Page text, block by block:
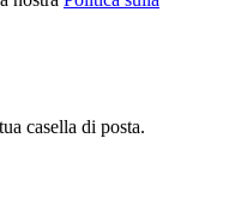
casella di posta.